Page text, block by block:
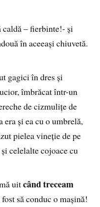
caldă – fierbinte!- şi
în aceeaşi chiuvetă.
gagici în dres şi
îmbrăcat într-un
de cizmuliţe de
şi ea cu o umbrelă,
pielea vineţie de pe
celelalte cojoace cu
uitcând treceam
să conduc o maşină!